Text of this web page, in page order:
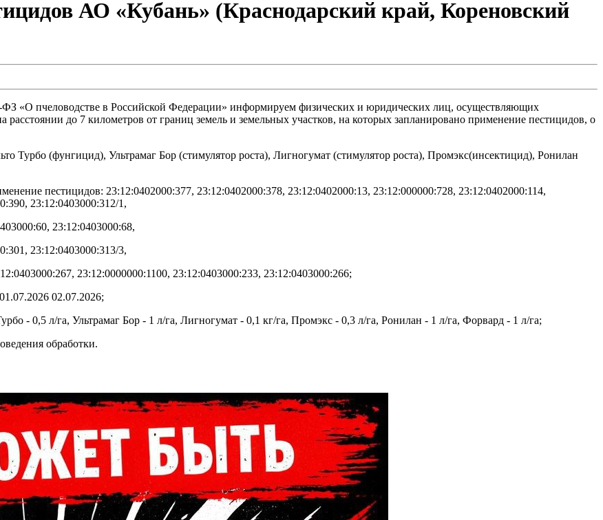
АО «Кубань» (Краснодарский край, Кореновский
ФЗ «О пчеловодстве в Российской Федерации» информируем физических и юридических лиц, осуществляющих
до 7 километров от границ земель и земельных участков, на которых запланировано применение пестицидов, о
Турбо (фунгицид), Ультрамаг Бор (стимулятор роста), Лигногумат (стимулятор роста), Промэкс(инсектицид), Ронилан
пестицидов: 23:12:0402000:377, 23:12:0402000:378, 23:12:0402000:13, 23:12:000000:728, 23:12:0402000:114,
23:12:0403000:312/1,
23:12:0403000:68,
23:12:0403000:313/3,
23:12:0000000:1100, 23:12:0403000:233, 23:12:0403000:266;
02.07.2026;
- 0,5 л/га, Ультрамаг Бор - 1 л/га, Лигногумат - 0,1 кг/га, Промэкс - 0,3 л/га, Ронилан - 1 л/га, Форвард - 1 л/га;
обработки.